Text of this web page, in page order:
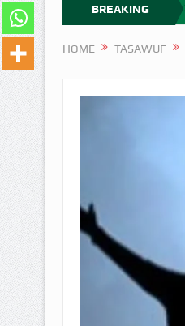
BREAKING
NEWS
HOME TASAWUF